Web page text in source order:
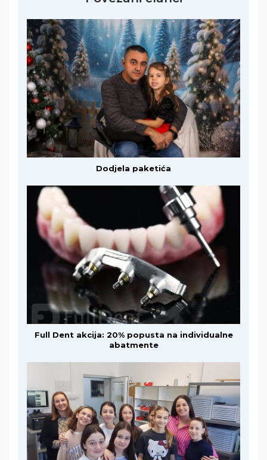
Dodjela paketića
Full Dent akcija: 20% popusta na individualne
abatmente